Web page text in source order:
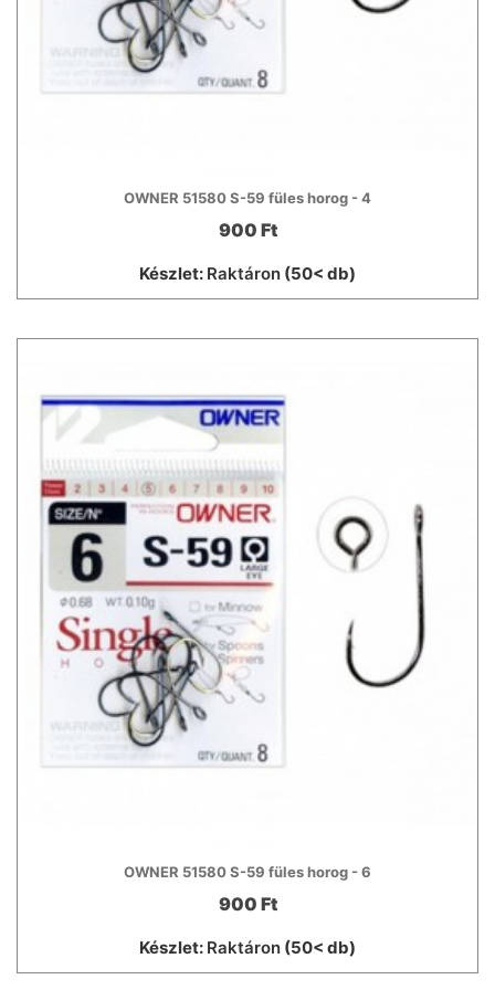
OWNER 51580 S-59 füles horog - 4
900 Ft
Készlet: Raktáron (50< db)
OWNER 51580 S-59 füles horog - 6
900 Ft
Készlet: Raktáron (50< db)